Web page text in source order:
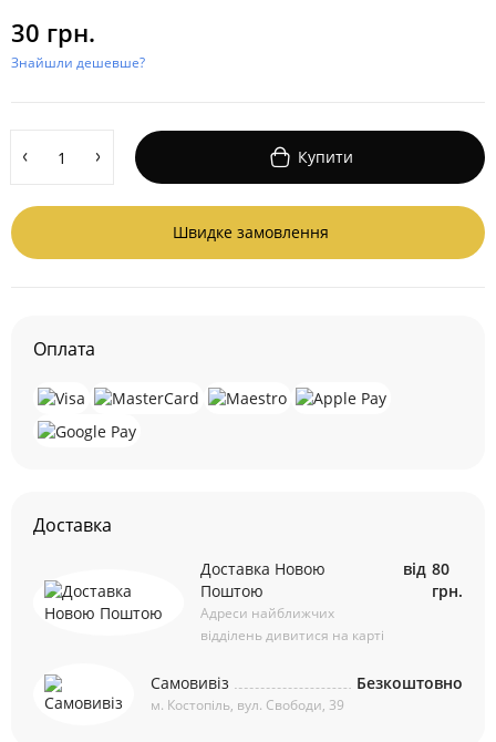
30 грн.
Знайшли дешевше?
Купити
Швидке замовлення
Оплата
Доставка
Доставка Новою
Поштою
Адреси найближчих
відділень дивитися на карті
від 80
грн.
Самовивіз
м. Костопіль, вул. Свободи, 39
Безкоштовно